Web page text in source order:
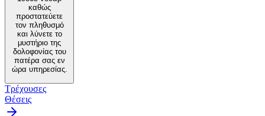
καθώς
προστατεύετε
τον πληθυσμό
και λύνετε το
μυστήριο της
δολοφονίας του
πατέρα σας εν
ώρα υπηρεσίας.
Τρέχουσες
Θέσεις